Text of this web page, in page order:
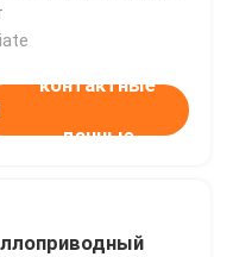
тока
контактные
данные